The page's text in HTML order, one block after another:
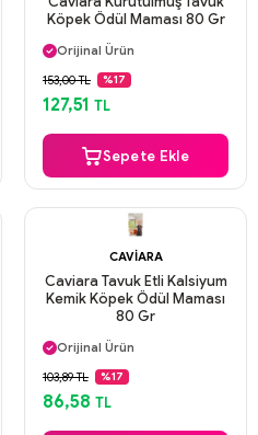
Köpek Ödül Maması 80 Gr
Aynı Gün Kargo
Orijinal Ürün
Güvenli Ödeme
Aynı Gün Kargo
153,00 TL %17
127,51 TL
Sepete Ekle
CAVIARA
Caviara Tavuk Etli Kalsiyum
Kemik Köpek Ödül Maması
80 Gr
Aynı Gün Kargo
Orijinal Ürün
Güvenli Ödeme
Aynı Gün Kargo
103,89 TL %17
86,58 TL